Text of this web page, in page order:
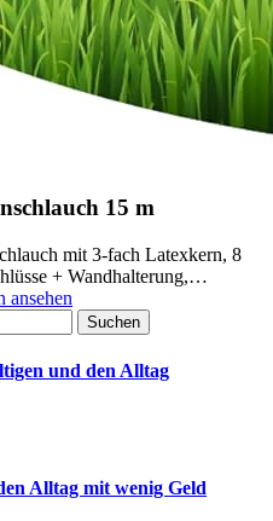
15 m
mit 3-fach Latexkern, 8
+ Wandhalterung,…
ansehen
und den Alltag
Alltag mit wenig Geld